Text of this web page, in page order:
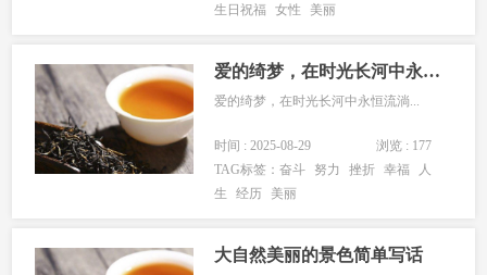
生日祝福
女性 美丽
爱的绮梦，在时光长河中永恒流淌
爱的绮梦，在时光长河中永恒流淌...
时间 : 2025-08-29
浏览 : 177
TAG标签：奋斗 努力 挫折 幸福
人
生
经历 美丽
大自然美丽的景色简单写话